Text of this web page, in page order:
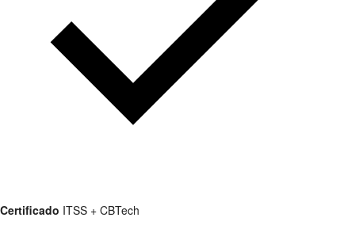
Certificado ITSS + CBTech